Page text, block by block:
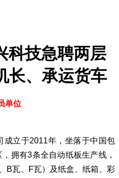
科技急聘两层
长、承运货车
单位
成立于2011年，坐落于中国包
拥有3条全自动纸板生产线，
、B瓦、F瓦）及纸盒、纸箱、彩